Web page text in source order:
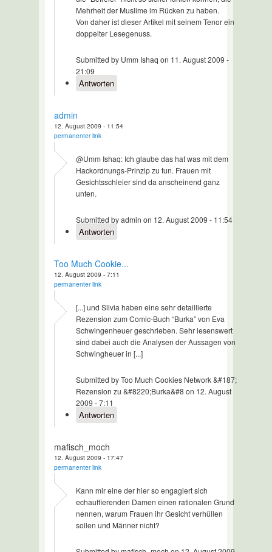
Mehrheit der Muslime im Rücken zu haben.
Von daher ist dieser Artikel mit seinem Tenor ein
doppelter Lesegenuss.
Submitted by Umm Ishaq on 11. August 2009 -
21:09
Antworten
admin
12. August 2009 - 11:54
permanenter link
@Umm Ishaq: Ich glaube das hat was mit dem
Hackordnungs-Prinzip zu tun. Frauen mit
Gesichtsschleier sind da anscheinend ganz
unten.
Submitted by admin on 12. August 2009 - 11:54
Antworten
Too Much Cookie...
12. August 2009 - 7:11
permanenter link
[...] und Silvia haben eine sehr detaillierte
Rezension zum Comic-Buch “Burka” von Eva
Schwingenheuer geschrieben. Sehr lesenswert
sind dabei auch die Analysen der Aussagen von
Schwingheuer in [...]
Submitted by Too Much Cookies Network &#187;
Rezension zu &#8220;Burka&#8 on 12. August
2009 - 7:11
Antworten
mafisch_moch
12. August 2009 - 17:47
permanenter link
Kann mir eine der hier so engagiert sich
echauffierenden Damen einen rationalen Grund
nennen, warum Frauen ihr Gesicht verhüllen
sollen und Männer nicht?